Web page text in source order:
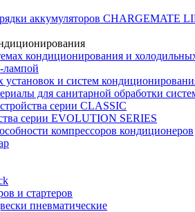
аккумуляторов CHARGEMATE
кондиционирования и
лампой
и систем
для санитарной обработки
серии CLASSIC
серии EVOLUTION SERIES
компрессоров кондиционеров
и стартеров
пневматические